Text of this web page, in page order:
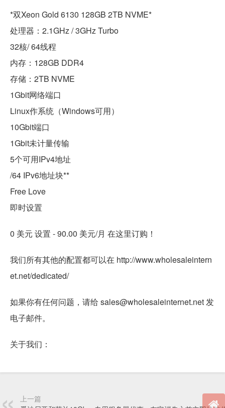
*双Xeon Gold 6130 128GB 2TB NVME*
处理器：2.1GHz / 3GHz Turbo
32核/ 64线程
内存：128GB DDR4
存储：2TB NVME
1Gbit网络端口
Linux作系统（Windows可用）
10Gbit端口
1Gbit未计量传输
5个可用IPv4地址
/64 IPv6地址块**
Free Love
即时设置
0 美元 设置 - 90.00 美元/月 在这里订购！
我们所有其他的配置都可以在 http://www.wholesaleintern
et.net/dedicated/
如果你有任何问题，请给 sales@wholesaleinternet.net 发
电子邮件。
关于我们：
上一篇